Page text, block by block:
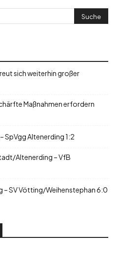
sich weiterhin großer
Maßnahmen erfordern
SpVgg Altenerding 1:2
Altenerding – VfB
– SV Vötting/Weihenstephan 6:0